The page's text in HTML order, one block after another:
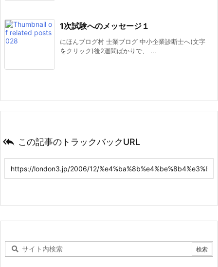
1次試験へのメッセージ１
にほんブログ村 士業ブログ 中小企業診断士へ(文字
をクリック)後2週間ばかりで、 ...
 この記事のトラックバックURL